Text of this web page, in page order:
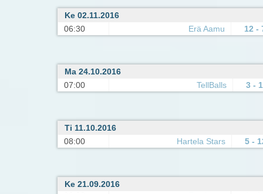
Ke 02.11.2016
06:30
Erä Aamu 12 -
Ma 24.10.2016
07:00
TellBalls 3 -
Ti 11.10.2016
08:00
Hartela Stars 5 -
Ke 21.09.2016